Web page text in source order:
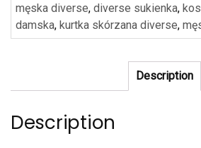
męska diverse, diverse sukienka,
damska, kurtka skórzana diverse,
Description
Description